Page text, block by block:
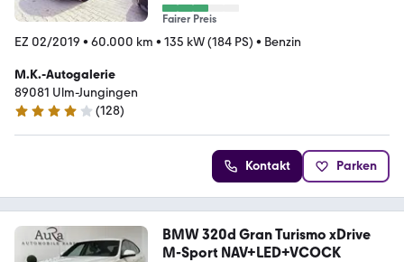
Fairer Preis
EZ 02/2019 • 60.000 km • 135 kW (184 PS) • Benzin
M.K.-Autogalerie
89081 Ulm-Jungingen
4.2 Sterne
(128)
Kontakt Parken
BMW 320d Gran Turismo xDrive
M-Sport NAV+LED+VCOCK